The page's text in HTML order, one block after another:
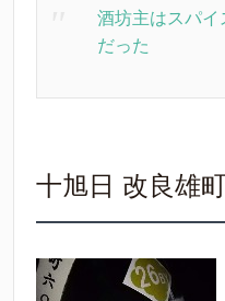
酒坊主はスパイ
だった
十旭日 改良雄